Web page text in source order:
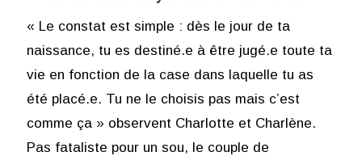
« Le constat est simple : dès le jour de ta
naissance, tu es destiné.e à être jugé.e toute ta
vie en fonction de la case dans laquelle tu as
été placé.e. Tu ne le choisis pas mais c’est
comme ça » observent Charlotte et Charlène.
Pas fataliste pour un sou, le couple de